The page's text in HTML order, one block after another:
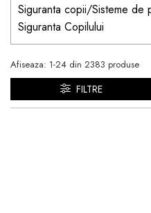
Siguranta copii/Sisteme de
Siguranta Copilului
Afiseaza: 1-24 din 2383 produse
FILTRE